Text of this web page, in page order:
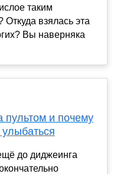
таким
взялась эта
Вы наверняка
пультом и почему
до диджеинга